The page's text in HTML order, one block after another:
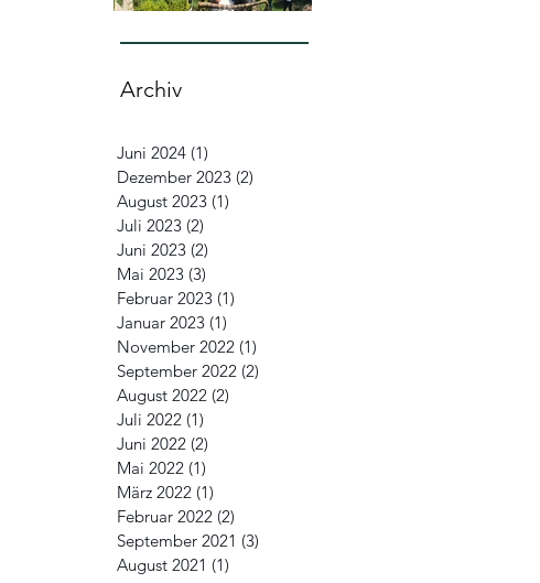
FRÜHLINGSFEST im Lemurien
Schlägl. Sonntag 21. Mai 2023
ab 14:00
Archiv
Juni 2024 (1)
Dezember 2023 (2)
August 2023 (1)
Juli 2023 (2)
Juni 2023 (2)
Mai 2023 (3)
Februar 2023 (1)
Januar 2023 (1)
November 2022 (1)
September 2022 (2)
August 2022 (2)
Juli 2022 (1)
Juni 2022 (2)
Mai 2022 (1)
März 2022 (1)
Februar 2022 (2)
September 2021 (3)
August 2021 (1)